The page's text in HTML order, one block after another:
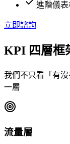
進階儀
立即諮詢
KPI 四層框
我們不只看「有
一層
流量層